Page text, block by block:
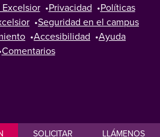
SOLICITAR LLÁMENOS
•Privacidad •Políticas
•Seguridad en el campus
•Accesibilidad •Ayuda
Comentarios